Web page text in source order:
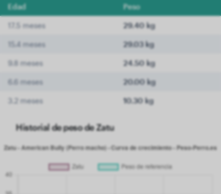
Edad Peso
17.5 meses 29.40 kg
15.4 meses 29.03 kg
9.8 meses 24.50 kg
6.6 meses 20.00 kg
3.2 meses 10.30 kg
Historial de peso de Zatu